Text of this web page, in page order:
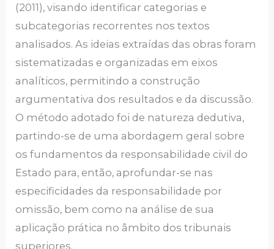
(2011), visando identificar categorias e
subcategorias recorrentes nos textos
analisados. As ideias extraídas das obras foram
sistematizadas e organizadas em eixos
analíticos, permitindo a construção
argumentativa dos resultados e da discussão.
O método adotado foi de natureza dedutiva,
partindo-se de uma abordagem geral sobre
os fundamentos da responsabilidade civil do
Estado para, então, aprofundar-se nas
especificidades da responsabilidade por
omissão, bem como na análise de sua
aplicação prática no âmbito dos tribunais
superiores.